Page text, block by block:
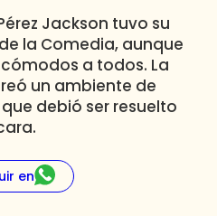
Jackson tuvo su
la Comedia, aunque
a todos. La
un ambiente de
debió ser resuelto
en